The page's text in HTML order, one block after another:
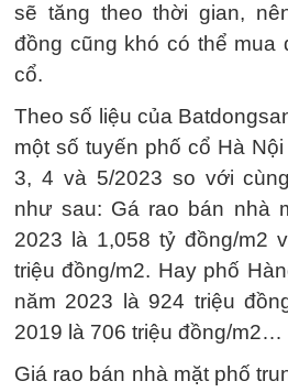
sẽ tăng theo thời gian,
đồng cũng khó có thể mua
cổ.
Theo số liệu của
một số tuyến phố cổ Hà
3, 4 và 5/2023 so với
như sau: Gá rao bán nhà
2023 là 1,058 tỷ đồng/m2
triệu đồng/m2. Hay phố
năm 2023 là 924 triệu
2019 là 706 triệu đồng/m2…
Giá rao bán nhà mặt phố